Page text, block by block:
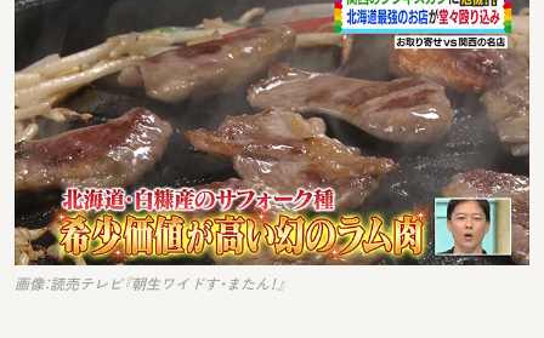
画像：読売テレビ『朝生ワイドす・またん！』